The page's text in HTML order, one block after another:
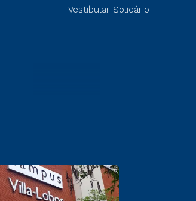
Vestibular Solidário